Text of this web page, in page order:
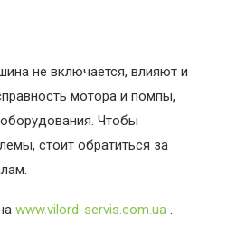
не включается, влияют и
мотора и помпы,
Чтобы
стоит обратиться за
www.vilord-servis.com.ua .